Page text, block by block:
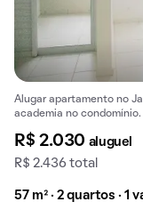
Alugar apartamento no
academia no condomínio.
R$ 2.030 aluguel
R$ 2.436 total
57 m² · 2 quartos · 1